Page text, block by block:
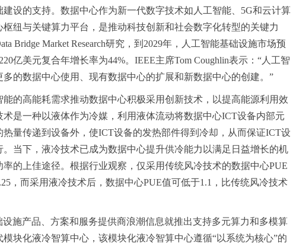
领显示革命：TCL闪耀CES 2025
2025 GTB全球领先品牌颁奖典礼暨国际消费电子产业领袖峰会圆满举行
睹为快！两大同期活动，六大亮点重磅揭晓！
破传统局限，泰克助力芯朋微理想二极管更安全、更高效
集团FOSAN 2025 年战略规划暨经营目标发布会在马鞍山圆满召开
解应用漏洞，F5 Web应用防火墙高效识别并防御多种威胁
PAYLAH：解锁营销新纪元，让商家经营无忧-营销利器+税票解决方案，一站式赋能商家
人寿财险深州市支公司 开展关爱老年人宣传活动
旗科技成功入围2024年《财富》中国500强排行榜
慕尼黑上海电子生产设备展3月华丽开篇，观众预登记现已开启！
具高性能和先进安全功能，F5获评Web应用和API防护领导者
建设的支持。数据中心作为新一代数字技术如人工智能、5G和云计算
枢纽与关键算力平台，是推动科技创新和社会数字化转型的关键力
Bridge Market Research研究，到2029年，人工智能基础设施市场预
亿美元复合年增长率为44%。IEEE主席Tom Coughlin表示：“人工智
多的数据中心使用、现有数据中心的扩展和新数据中心的创建。”
能的高能耗需求推动数据中心积极采用创新技术，以提高能源利用效
术是一种以液体作为冷媒，利用液体流动将数据中心ICT设备内部元
热量传递到设备外，使ICT设备的发热部件得到冷却，从而保证ICT设
。当下，液冷技术已成为数据中心提升供冷能力以满足日益增长的机
率的上佳途径。根据行业观察，仅采用传统风冷技术的数据中心PUE
，而采用液冷技术后，数据中心PUE值可低于1.1，比传统风冷技术
设施产品、方案和服务提供商浪潮信息就推出支持多元算力和多模算
模块化液冷智算中心，该模块化液冷智算中心遵循“以系统为核心”的